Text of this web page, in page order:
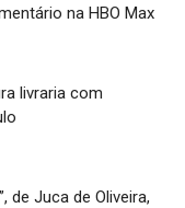
na HBO Max
livraria com
de Juca de Oliveira,